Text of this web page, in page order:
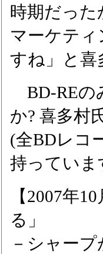
時期だっ
マーケテ
すね」と喜
BD-REの
か? 喜多村
(全BDレコ
持っていま
【2007年
る」
－シャー